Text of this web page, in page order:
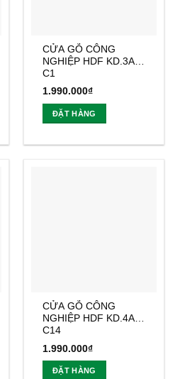
CỬA GỖ CÔNG
NGHIỆP HDF KD.3A1-
C1
1.990.000₫
ĐẶT HÀNG
CỬA GỖ CÔNG
NGHIỆP HDF KD.4A-
C14
1.990.000₫
ĐẶT HÀNG